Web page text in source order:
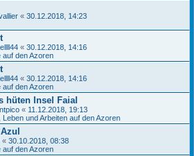
« 30.12.2018, 14:23
« 30.12.2018, 14:16
auf den Azoren
« 30.12.2018, 14:16
auf den Azoren
hüten Insel Faial
« 11.12.2018, 19:13
und Arbeiten auf den Azoren
« 30.10.2018, 08:38
auf den Azoren